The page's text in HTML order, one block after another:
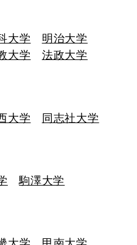
大学
明治大学
大学
法政大学
大学
同志社大学
駒澤大学